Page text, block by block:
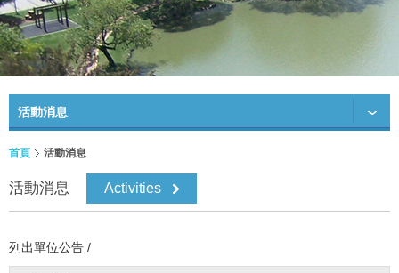
活動消息
首頁 活動消息
活動消息 Activities
列出單位公告 /